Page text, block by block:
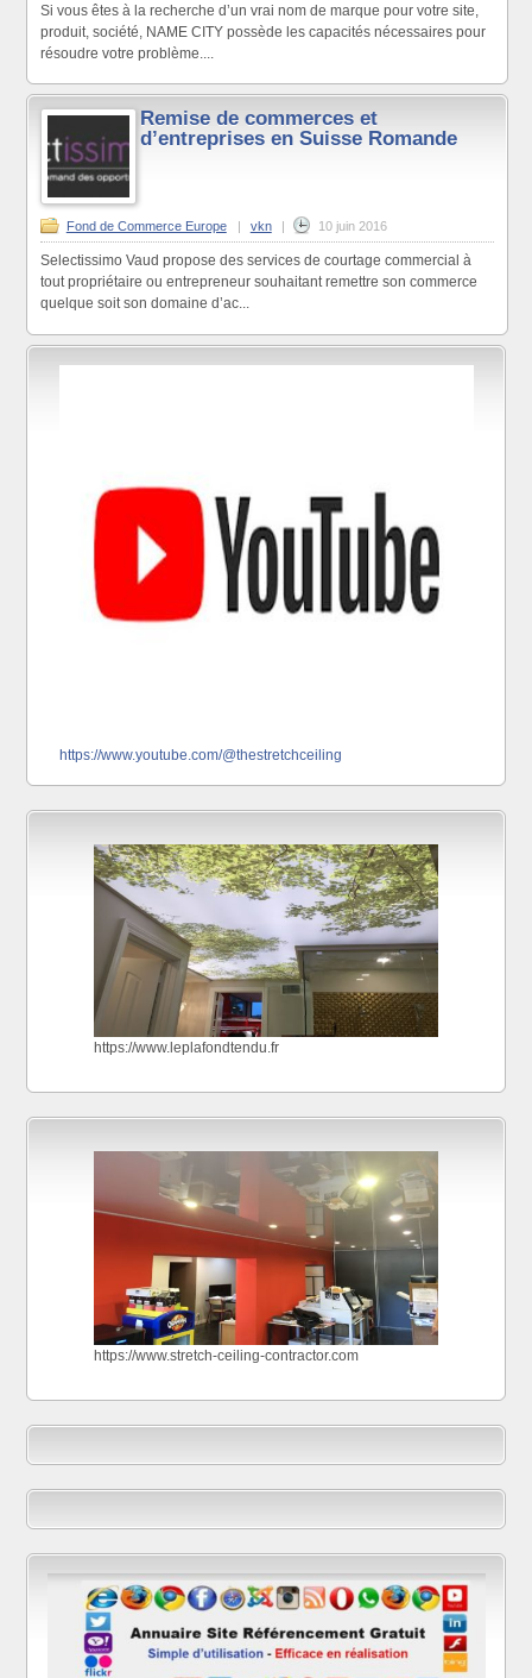
Si vous êtes à la recherche d’un vrai nom de marque pour votre site,
produit, société, NAME CITY possède les capacités nécessaires pour
résoudre votre problème....
Remise de commerces et
d’entreprises en Suisse Romande
Fond de Commerce Europe vkn 10 juin 2016
Selectissimo Vaud propose des services de courtage commercial à
tout propriétaire ou entrepreneur souhaitant remettre son commerce
quelque soit son domaine d’ac...
https://www.youtube.com/@thestretchceiling
https://www.leplafondtendu.fr
https://www.stretch-ceiling-contractor.com